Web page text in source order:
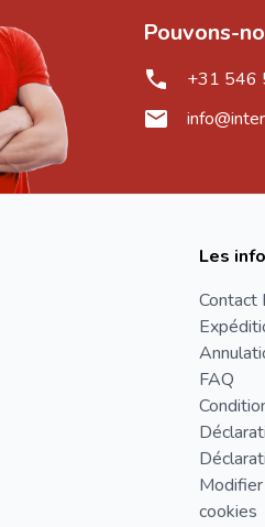
Pouvons-
+31 546
Les
Contact
FAQ
cookies